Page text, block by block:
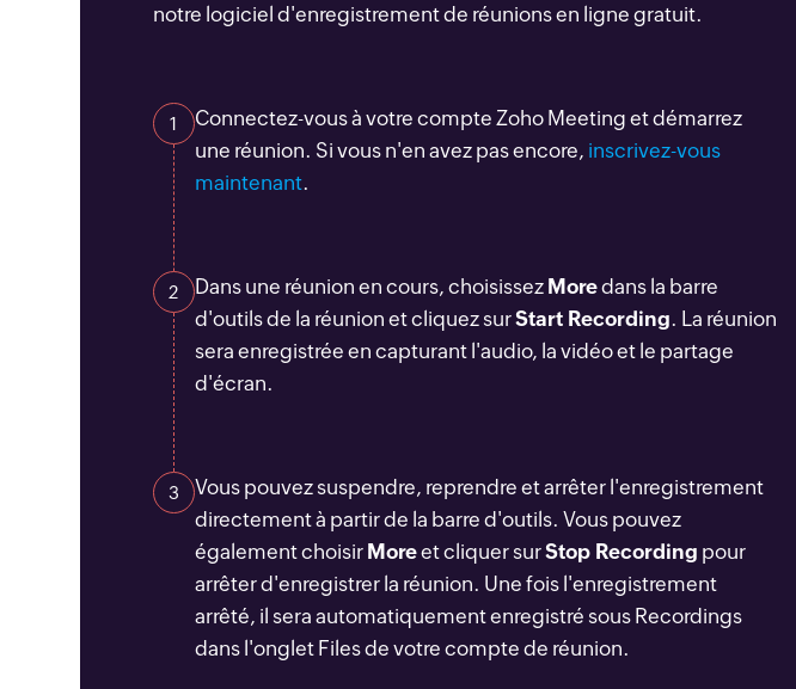
notre logiciel d'enregistrement de réunions en ligne gratuit.
1
Connectez-vous à votre compte Zoho Meeting et démarrez
une réunion. Si vous n'en avez pas encore, inscrivez-vous
maintenant.
2 Dans une réunion en cours, choisissez Moredans la barre
d'outils de la réunion et cliquez surStart Recording. La réunion
sera enregistrée en capturant l'audio, la vidéo et le partage
d'écran.
3
Vous pouvez suspendre, reprendre et arrêter l'enregistrement
directement à partir de la barre d'outils. Vous pouvez
également choisir Moreet cliquer surStop Recording pour
arrêter d'enregistrer la réunion. Une fois l'enregistrement
arrêté, il sera automatiquement enregistré sous Recordings
dans l'onglet Files de votre compte de réunion.